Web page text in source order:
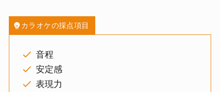
カラオケの採点項目
音程
安定感
表現力